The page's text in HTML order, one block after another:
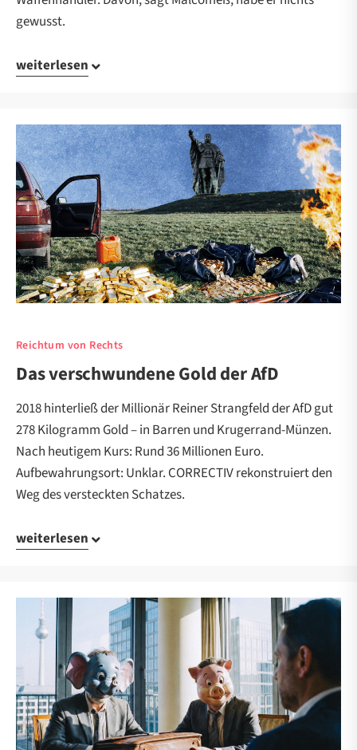
gewusst.
weiterlesen
Reichtum von Rechts
Das verschwundene Gold der AfD
2018 hinterließ der Millionär Reiner Strangfeld der AfD gut
278 Kilogramm Gold – in Barren und Krugerrand-Münzen.
Nach heutigem Kurs: Rund 36 Millionen Euro.
Aufbewahrungsort: Unklar. CORRECTIV rekonstruiert den
Weg des versteckten Schatzes.
weiterlesen